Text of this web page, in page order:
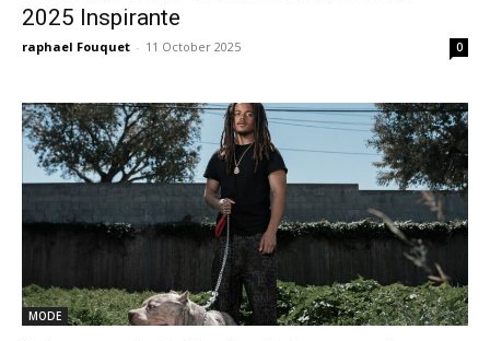
2025 Inspirante
raphael Fouquet - 11 October 2025 0
MODE